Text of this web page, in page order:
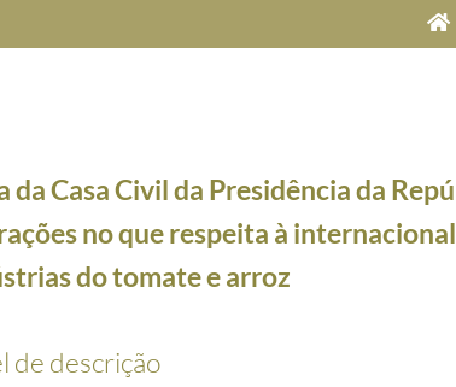
Pescas ao Chefe de Gabinete do Presidente da República, Jorge
da Casa Civil da Presidência da
no que respeita à
do tomate e arroz
de descrição